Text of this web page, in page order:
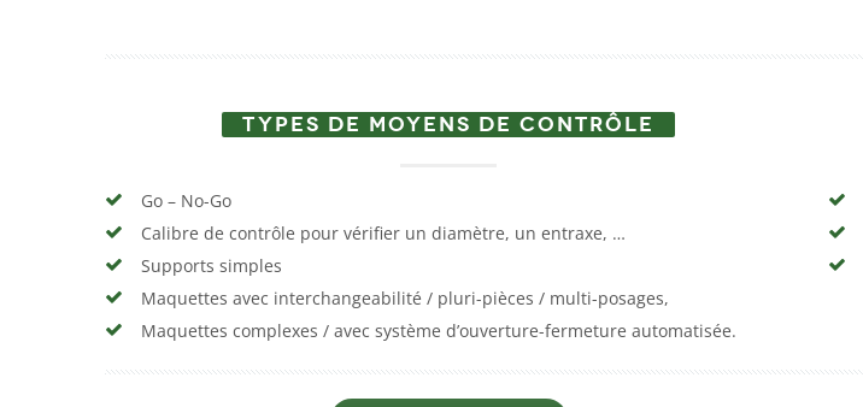
TYPES DE MOYENS DE CONTRÔLE
Go – No-Go
Calibre de contrôle pour vérifier un diamètre, un entraxe, …
Supports simples
Maquettes avec interchangeabilité / pluri-pièces / multi-posages,
Maquettes complexes / avec système d’ouverture-fermeture automatisée.